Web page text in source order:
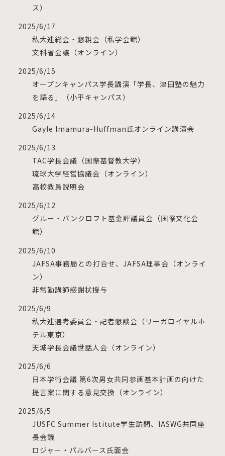
ス）
2025/6/17
私大連総会・懇親会（私学会館）
文科省会議（オンライン）
2025/6/15
オープンキャンパス学長講演「学長、津田塾の魅力
を語る」（小平キャンパス）
2025/6/14
Gayle Imamura-Huffman氏オンライン講演会
2025/6/13
TAC学長会議（国際基督教大学）
琉球大学経営協議会（オンライン）
高校教員説明会
2025/6/12
グルー・バンクロフト基金評議員会（国際文化会
館）
2025/6/10
JAFSA事務局との打合せ、JAFSA理事会（オンライ
ン）
非常勤講師感謝状授与
2025/6/9
私大連選考委員会・記者懇談会（リーガロイヤルホ
テル東京）
天城学長会議世話人会（オンライン）
2025/6/6
日本学術会議 第6次男女共同参画基本計画の向けた
提言案に関する意見交換（オンライン）
2025/6/5
JUSFC Summer Istitute学生訪問、IASWG共同座
長会議
ロジャー・パルバース氏面会